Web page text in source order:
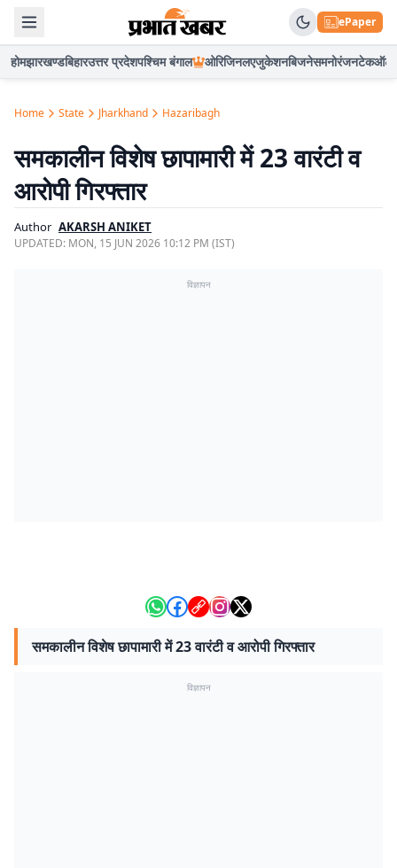
ePaper
होमझारखण्डबिहारउत्तर प्रदेशपश्चिम बंगाल ओरिजिनलएजुकेशनबिजनेसमनोरंजनटेकऑटो
Home State Jharkhand Hazaribagh
समकालीन विशेष छापामारी में 23 वारंटी व
आरोपी गिरफ्तार
Author AKARSH ANIKET
UPDATED: MON, 15 JUN 2026 10:12 PM (IST)
विज्ञापन
समकालीन विशेष छापामारी में 23 वारंटी व आरोपी गिरफ्तार
विज्ञापन